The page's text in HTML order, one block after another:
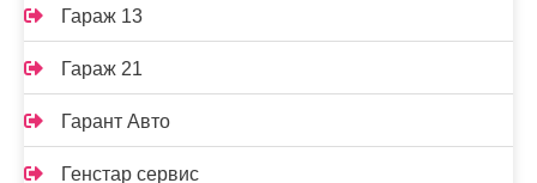
Гараж 13
Гараж 21
Гарант Авто
Генстар сервис